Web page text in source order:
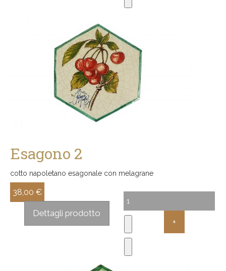
Esagono 2
cotto napoletano esagonale con melagrane
38,00 €
Dettagli prodotto